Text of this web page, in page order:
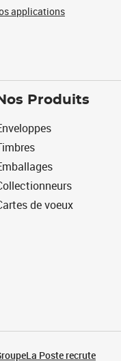
applications
Produits
de voeux
La Poste recrute